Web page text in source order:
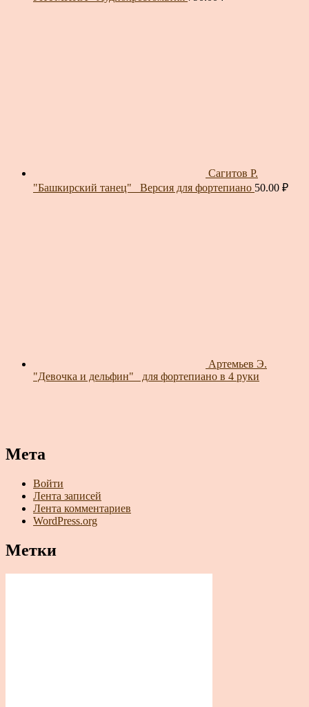
Сагитов Р.
"Башкирский танец"_ Версия для фортепиано 50.00 ₽
Артемьев Э.
"Девочка и дельфин"_ для фортепиано в 4 руки
Мета
Войти
Лента записей
Лента комментариев
WordPress.org
Метки